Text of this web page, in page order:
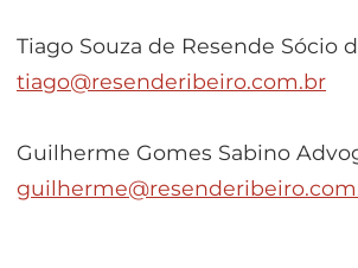
Tiago Souza de Resende Sócio
tiago@resenderibeiro.com.br
Guilherme Gomes Sabino